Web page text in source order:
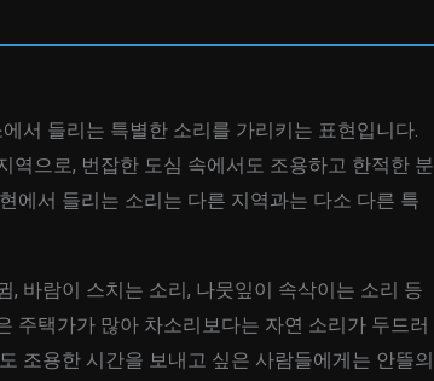
서 들리는 특별한 소리를 가리키는 표현입니다.
역으로, 번잡한 도심 속에서도 조용하고 한적한 분
에서 들리는 소리는 다른 지역과는 다소 다른 특
, 바람이 스치는 소리, 나뭇잎이 속삭이는 소리 등
주택가가 많아 차소리보다는 자연 소리가 두드러
조용한 시간을 보내고 싶은 사람들에게는 안뜰의